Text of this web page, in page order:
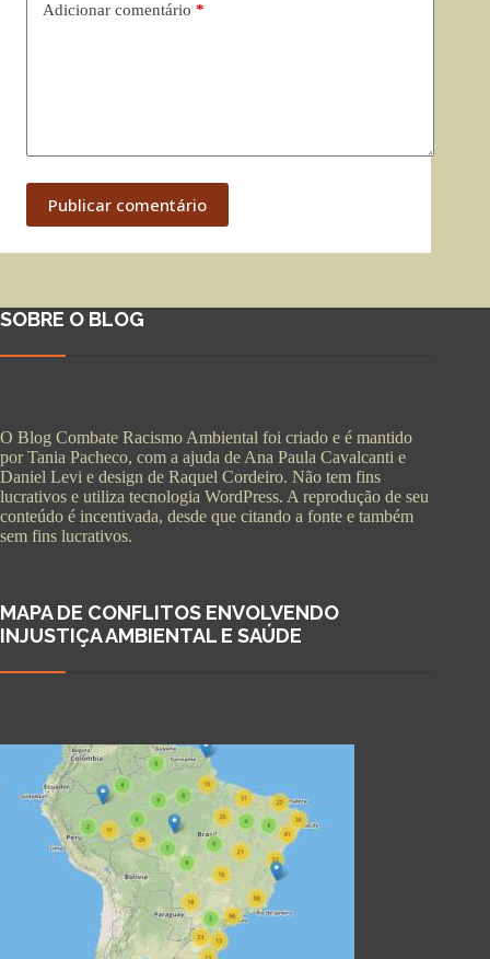
Adicionar comentário *
Publicar comentário
SOBRE O BLOG
O Blog Combate Racismo Ambiental foi criado e é mantido
por Tania Pacheco, com a ajuda de Ana Paula Cavalcanti e
Daniel Levi e design de Raquel Cordeiro. Não tem fins
lucrativos e utiliza tecnologia WordPress. A reprodução de seu
conteúdo é incentivada, desde que citando a fonte e também
sem fins lucrativos.
MAPA DE CONFLITOS ENVOLVENDO
INJUSTIÇA AMBIENTAL E SAÚDE